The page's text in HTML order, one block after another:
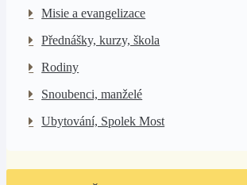
Misie a evangelizace
Přednášky, kurzy, škola
Rodiny
Snoubenci, manželé
Ubytování, Spolek Most